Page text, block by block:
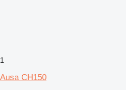
1
Ausa CH150